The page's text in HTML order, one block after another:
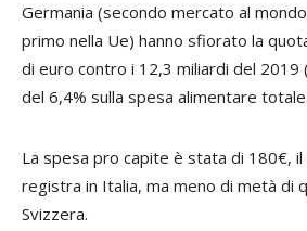
Germania (secondo mercato al
primo nella Ue) hanno sfiorato la
di euro contro i 12,3 miliardi del 2019
del 6,4% sulla spesa alimentare totale.
La spesa pro capite è stata di 180€,
registra in Italia, ma meno di metà di
Svizzera.